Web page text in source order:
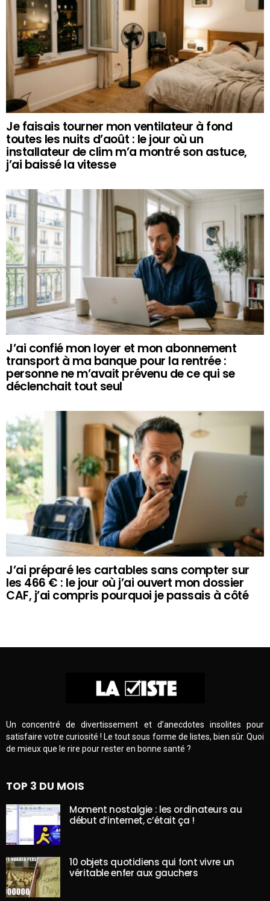
Je faisais tourner mon ventilateur à fond
toutes les nuits d’août : le jour où un
installateur de clim m’a montré son astuce,
j’ai baissé la vitesse
J’ai confié mon loyer et mon abonnement
transport à ma banque pour la rentrée :
personne ne m’avait prévenu de ce qui se
déclenchait tout seul
J’ai préparé les cartables sans compter sur
les 466 € : le jour où j’ai ouvert mon dossier
CAF, j’ai compris pourquoi je passais à côté
Un concentré de divertissement et d’anecdotes insolites pour
satisfaire votre curiosité ! Le tout sous forme de listes, bien sûr. Quoi
de mieux que le rire pour rester en bonne santé ?
TOP 3 DU MOIS
Moment nostalgie : les ordinateurs au
début d’internet, c’était ça !
10 objets quotidiens qui font vivre un
véritable enfer aux gauchers